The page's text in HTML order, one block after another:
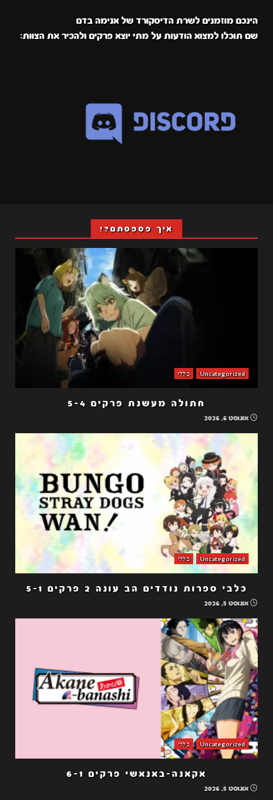
הינכם מוזמנים לשרת הדיסקורד של אנימה בדם
שם תוכלו למצוא הודעות על מתי יוצא פרקים ולהכיר את הצוות:
איך פספסתם?!
Uncategorized כללי
חתולה מעשנת פרקים 5-4
אוגוסט 6, 2026
Uncategorized כללי
כלבי ספרות נודדים הב עונה 2 פרקים 5-1
אוגוסט 5, 2026
Uncategorized כללי
אקאנה-באנאשי פרקים 6-1
אוגוסט 5, 2026